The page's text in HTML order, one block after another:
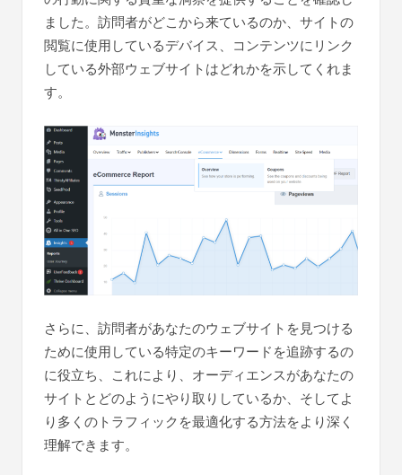
ました。訪問者がどこから来ているのか、サイトの
閲覧に使用しているデバイス、コンテンツにリンク
している外部ウェブサイトはどれかを示してくれま
す。
さらに、訪問者があなたのウェブサイトを見つける
ために使用している特定のキーワードを追跡するの
に役立ち、これにより、オーディエンスがあなたの
サイトとどのようにやり取りしているか、そしてよ
り多くのトラフィックを最適化する方法をより深く
理解できます。